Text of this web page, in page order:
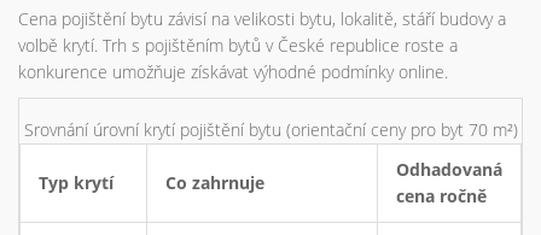
Cena pojištění bytu závisí na velikosti bytu, lokalitě, stáří budovy a
volbě krytí. Trh s pojištěním bytů v České republice roste a
konkurence umožňuje získávat výhodné podmínky online.
Srovnání úrovní krytí pojištění bytu (orientační ceny pro byt 70 m²)
Typ krytí Co zahrnuje
Odhadovaná
cena ročně